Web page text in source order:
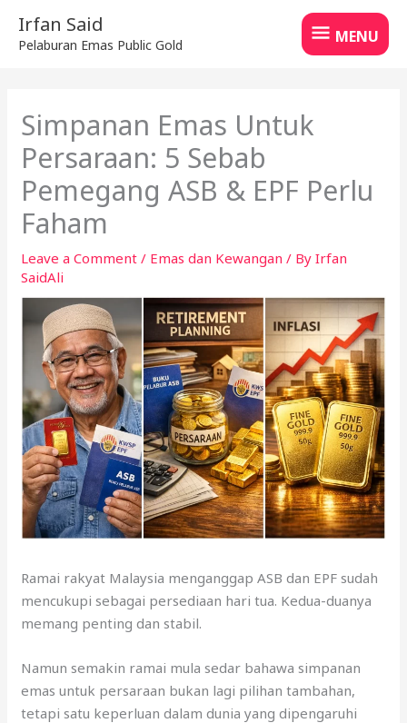
content
Irfan Said
Pelaburan Emas Public Gold
MENU
MENU
Simpanan Emas Untuk
Persaraan: 5 Sebab
Pemegang ASB & EPF Perlu
Faham
Leave a Comment / Emas dan Kewangan / ByIrfan
SaidAli
Ramai rakyat Malaysia menganggap ASB dan EPF sudah
mencukupi sebagai persediaan hari tua. Kedua-duanya
memang penting dan stabil.
Namun semakin ramai mula sedar bahawa simpanan
emas untuk persaraan bukan lagi pilihan tambahan,
tetapi satu keperluan dalam dunia yang dipengaruhi